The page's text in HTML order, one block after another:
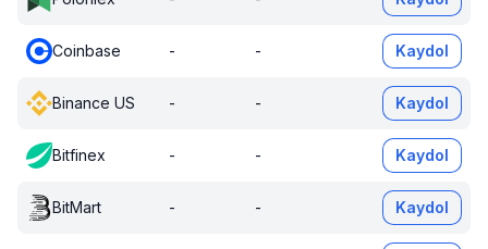
Coinbase - - Kaydol
Binance US - - Kaydol
Bitfinex - - Kaydol
BitMart - - Kaydol